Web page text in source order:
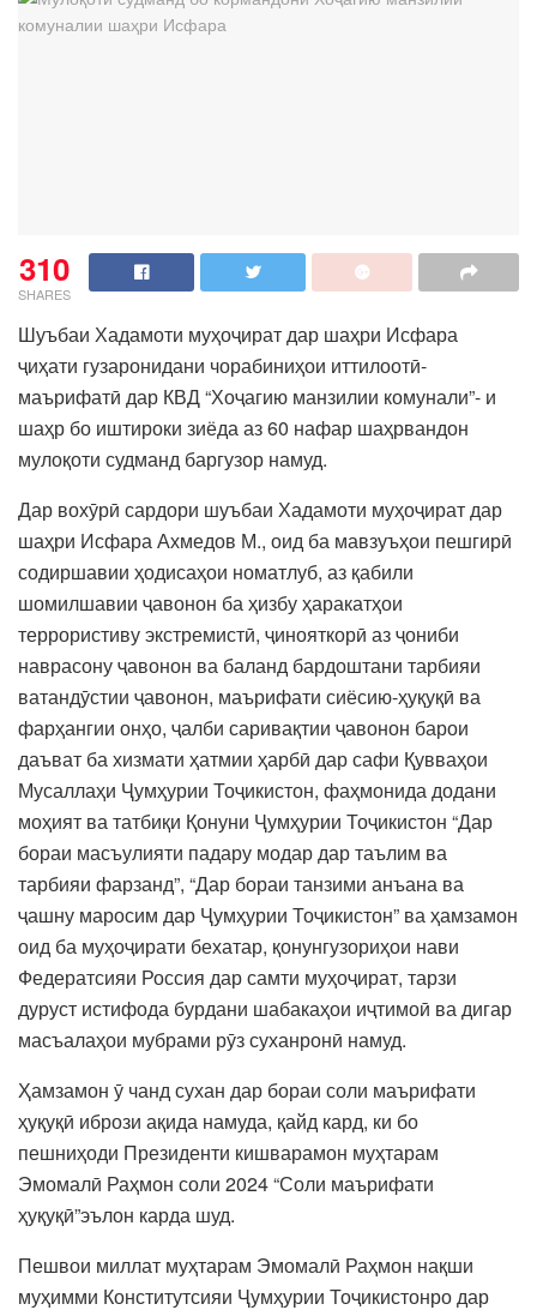
310
SHARES
Шуъбаи Хадамоти муҳоҷират дар шаҳри Исфара
ҷиҳати гузаронидани чорабиниҳои иттилоотӣ-
маърифатӣ дар КВД “Хоҷагию манзилии комунали”- и
шаҳр бо иштироки зиёда аз 60 нафар шаҳрвандон
мулоқоти судманд баргузор намуд.
Дар вохӯрӣ сардори шуъбаи Хадамоти муҳоҷират дар
шаҳри Исфара Ахмедов М., оид ба мавзуъҳои пешгирӣ
содиршавии ҳодисаҳои номатлуб, аз қабили
шомилшавии ҷавонон ба ҳизбу ҳаракатҳои
террористиву экстремистӣ, ҷинояткорӣ аз ҷониби
наврасону ҷавонон ва баланд бардоштани тарбияи
ватандӯстии ҷавонон, маърифати сиёсию-ҳуқуқӣ ва
фарҳангии онҳо, ҷалби саривақтии ҷавонон барои
даъват ба хизмати ҳатмии ҳарбӣ дар сафи Қувваҳои
Мусаллаҳи Ҷумҳурии Тоҷикистон, фаҳмонида додани
моҳият ва татбиқи Қонуни Ҷумҳурии Тоҷикистон “Дар
бораи масъулияти падару модар дар таълим ва
тарбияи фарзанд”, “Дар бораи танзими анъана ва
ҷашну маросим дар Ҷумҳурии Тоҷикистон” ва ҳамзамон
оид ба муҳоҷирати бехатар, қонунгузориҳои нави
Федератсияи Россия дар самти муҳоҷират, тарзи
дуруст истифода бурдани шабакаҳои иҷтимоӣ ва дигар
масъалаҳои мубрами рӯз суханронӣ намуд.
Ҳамзамон ӯ чанд сухан дар бораи соли маърифати
ҳуқуқӣ ибрози ақида намуда, қайд кард, ки бо
пешниҳоди Президенти кишварамон муҳтарам
Эмомалӣ Раҳмон соли 2024 “Соли маърифати
ҳуқуқӣ”эълон карда шуд.
Пешвои миллат муҳтарам Эмомалӣ Раҳмон нақши
муҳимми Конститутсияи Ҷумҳурии Тоҷикистонро дар